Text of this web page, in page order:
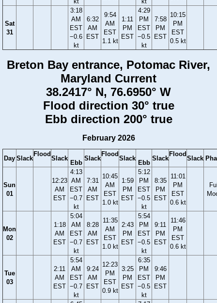
Sat
31
3:18
AM
EST
−0.6
kt
6:32
AM
EST
9:54
AM
EST
1.1 kt
1:11
PM
EST
4:29
PM
EST
−0.5
kt
7:58
PM
EST
10:15
PM
EST
0.5 kt
Breton Bay entrance, Potomac River,
Maryland Current
38.2417° N, 76.6950° W
Flood direction 30° true
Ebb direction 200° true
February 2026
Day Slack
Flood
Slack
Ebb
Slack
Flood
Slack
Ebb
Slack
Flood
Slack
Sun
01
12:23
AM
EST
4:13
AM
EST
−0.7
kt
7:31
AM
EST
10:45
AM
EST
1.0 kt
1:59
PM
EST
5:12
PM
EST
−0.5
kt
8:35
PM
EST
11:01
PM
EST
0.6 kt
Mon
02
1:18
AM
EST
5:04
AM
EST
−0.7
kt
8:28
AM
EST
11:35
AM
EST
1.0 kt
2:43
PM
EST
5:54
PM
EST
−0.5
kt
9:11
PM
EST
11:46
PM
EST
0.6 kt
Tue
03
2:11
AM
EST
5:54
AM
EST
−0.7
kt
9:24
AM
EST
12:23
PM
EST
0.9 kt
3:25
PM
EST
6:35
PM
EST
−0.5
kt
9:46
PM
EST